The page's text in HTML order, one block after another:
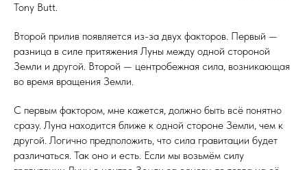
Tony Butt.
Второй прилив появляется из-за двух факторов. Первый —
разница в силе притяжения Луны между одной стороной
Земли и другой. Второй — центробежная сила, возникающая
во время вращения Земли.
С первым фактором, мне кажется, должно быть всё понятно
сразу. Луна находится ближе к одной стороне Земли, чем к
другой. Логично предположить, что сила гравитации будет
различаться. Так оно и есть. Если мы возьмём силу